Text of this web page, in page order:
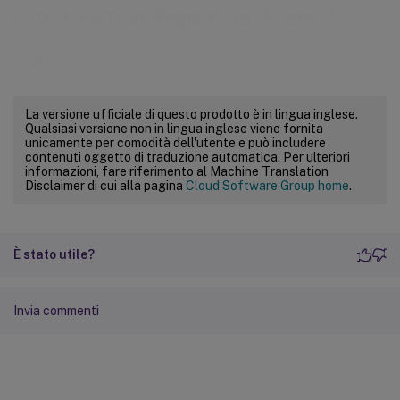
La versione ufficiale di questo prodotto è in lingua inglese.
Qualsiasi versione non in lingua inglese viene fornita
unicamente per comodità dell'utente e può includere
contenuti oggetto di traduzione automatica. Per ulteriori
informazioni, fare riferimento al Machine Translation
Disclaimer di cui alla pagina Cloud Software Group home.
È stato utile?
Invia commenti